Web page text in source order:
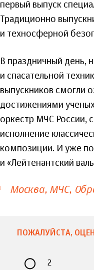
первый выпуск
Традиционно
и техносферной
В праздничный день,
и спасательной
выпускников смогли
достижениями
оркестр МЧС России,
исполнение
композиции. И уже
и «Лейтенантский
Москва МЧС
ПОЖАЛУЙСТА,
2